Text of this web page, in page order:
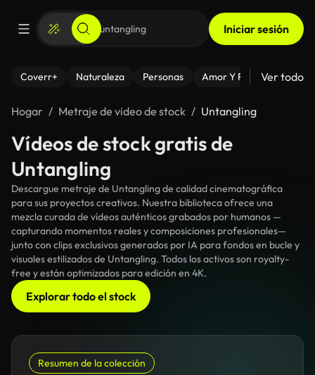
Iniciar sesión
Coverr+ Naturaleza Personas Amor Y Relaciones
Ver todo
Hogar Metraje de video de stock Untangling
Vídeos de stock gratis de
Untangling
Descargue metraje de Untangling de calidad cinematográfica
para sus proyectos creativos. Nuestra biblioteca ofrece una
mezcla curada de vídeos auténticos grabados por humanos —
capturando momentos reales y composiciones profesionales—
junto con clips exclusivos generados por IA para fondos en bucle y
visuales estilizados de Untangling. Todos los activos son royalty-
free y están optimizados para edición en 4K.
Explorar todo el stock
Resumen de la colección